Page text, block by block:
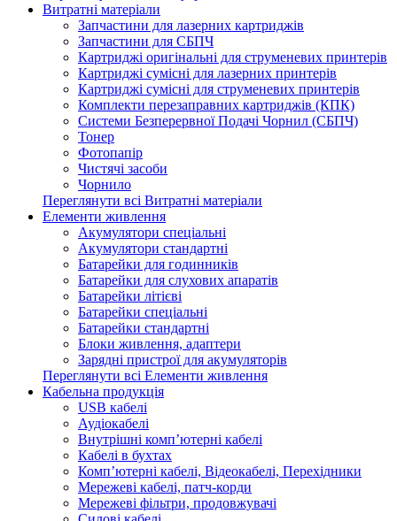
Витратні матеріали
Запчастини для лазерних картриджів
Запчастини для СБПЧ
Картриджі оригінальні для струменевих принтерів
Картриджі сумісні для лазерних принтерів
Картриджі сумісні для струменевих принтерів
Комплекти перезаправних картриджів (КПК)
Системи Безперервної Подачі Чорнил (СБПЧ)
Тонер
Фотопапір
Чистячі засоби
Чорнило
Переглянути всі Витратні матеріали
Елементи живлення
Акумулятори спеціальні
Акумулятори стандартні
Батарейки для годинників
Батарейки для слухових апаратів
Батарейки літієві
Батарейки спеціальні
Батарейки стандартні
Блоки живлення, адаптери
Зарядні пристрої для акумуляторів
Переглянути всі Елементи живлення
Кабельна продукція
USB кабелі
Аудіокабелі
Внутрішні комп’ютерні кабелі
Кабелі в бухтах
Комп’ютерні кабелі, Відеокабелі, Перехідники
Мережеві кабелі, патч-корди
Мережеві фільтри, продовжувачі